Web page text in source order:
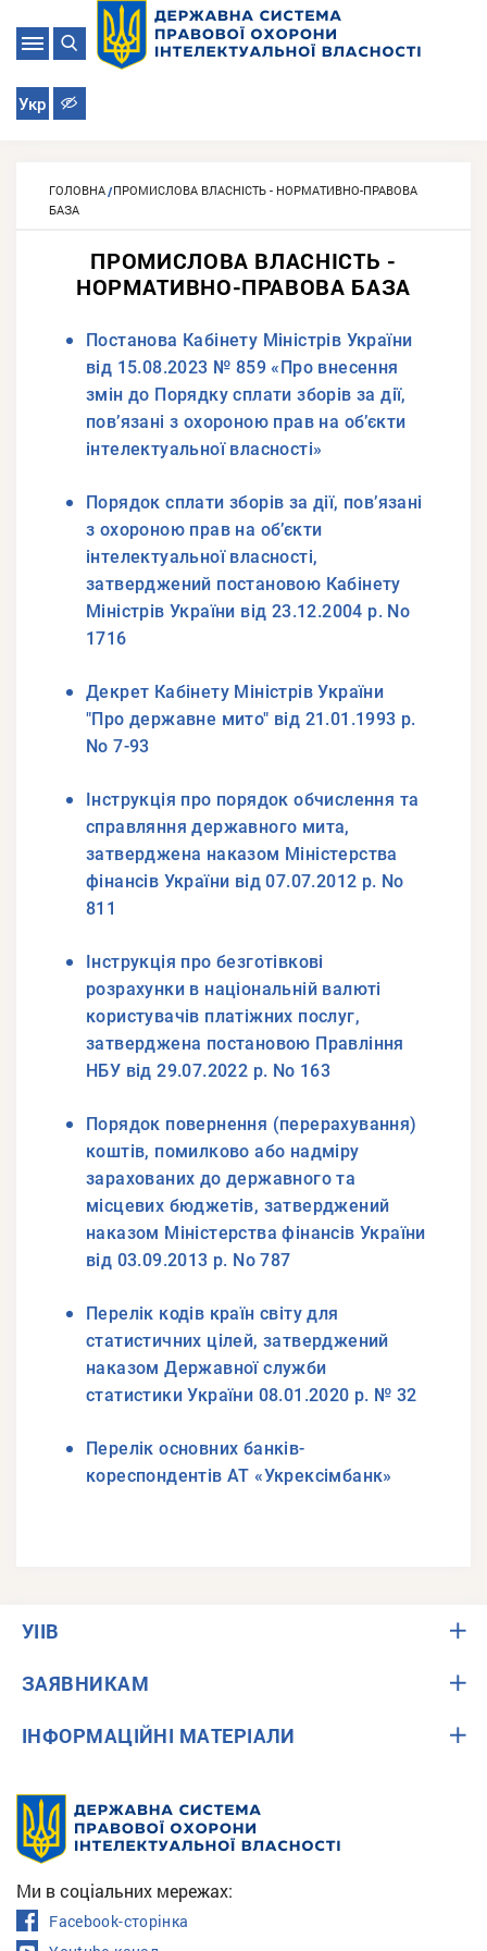
Укр
ГОЛОВНА ПРОМИСЛОВА ВЛАСНІСТЬ - НОРМАТИВНО-ПРАВОВА
БАЗА
ПРОМИСЛОВА ВЛАСНІСТЬ -
НОРМАТИВНО-ПРАВОВА БАЗА
Постанова Кабінету Міністрів України
від 15.08.2023 № 859 «Про внесення
змін до Порядку сплати зборів за дії,
пов’язані з охороною прав на об’єкти
інтелектуальної власності»
Порядок сплати зборів за дії, пов’язані
з охороною прав на об’єкти
інтелектуальної власності,
затверджений постановою Кабінету
Міністрів України від 23.12.2004 р. No
1716
Декрет Кабінету Міністрів України
"Про державне мито" від 21.01.1993 р.
No 7-93
Інструкція про порядок обчислення та
справляння державного мита,
затверджена наказом Міністерства
фінансів України від 07.07.2012 р. No
811
Інструкція про безготівкові
розрахунки в національній валюті
користувачів платіжних послуг,
затверджена постановою Правління
НБУ від 29.07.2022 р. No 163
Порядок повернення (перерахування)
коштів, помилково або надміру
зарахованих до державного та
місцевих бюджетів, затверджений
наказом Міністерства фінансів України
від 03.09.2013 р. No 787
Перелік кодів країн світу для
статистичних цілей, затверджений
наказом Державної служби
статистики України 08.01.2020 р. № 32
Перелік основних банків-
кореспондентів АТ «Укрексімбанк»
УІІВ
ЗАЯВНИКАМ
ІНФОРМАЦІЙНІ МАТЕРІАЛИ
Ми в соціальних мережах:
Facebook-сторінка